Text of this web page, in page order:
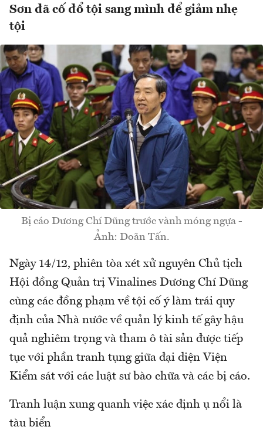
Sơn đã cố đổ tội sang mình để giảm nhẹ
tội
Bị cáo Dương Chí Dũng trước vành móng ngựa -
Ảnh: Doãn Tấn.
Ngày 14/12, phiên tòa xét xử nguyên Chủ tịch
Hội đồng Quản trị Vinalines Dương Chí Dũng
cùng các đồng phạm về tội cố ý làm trái quy
định của Nhà nước về quản lý kinh tế gây hậu
quả nghiêm trọng và tham ô tài sản được tiếp
tục với phần tranh tụng giữa đại diện Viện
Kiểm sát với các luật sư bào chữa và các bị cáo.
Tranh luận xung quanh việc xác định ụ nổi là
tàu biển